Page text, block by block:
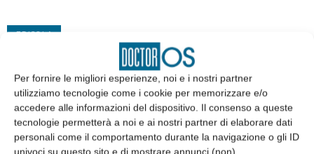
Per fornire le migliori esperienze, noi e i nostri partner
utilizziamo tecnologie come i cookie per memorizzare e/o
accedere alle informazioni del dispositivo. Il consenso a queste
tecnologie permetterà a noi e ai nostri partner di elaborare dati
personali come il comportamento durante la navigazione o gli ID
EDICOLA